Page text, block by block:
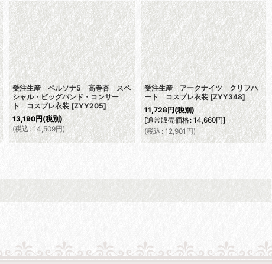
受注生産 ペルソナ5 高巻杏 スペ
シャル・ビッグバンド・コンサー
ト コスプレ衣装 [ZYY205]
13,190円(税別)
(税込 : 14,509円)
受注生産 アークナイツ クリフハ
ート コスプレ衣装 [ZYY348]
11,728円(税別)
[通常販売価格: 14,660円]
(税込 : 12,901 円)